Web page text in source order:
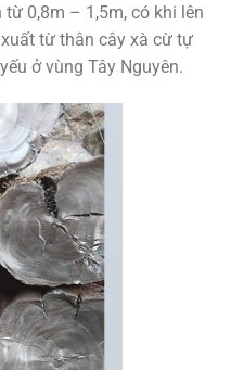
0,8m – 1,5m, có khi lên
từ thân cây xà cừ tự
ở vùng Tây Nguyên.